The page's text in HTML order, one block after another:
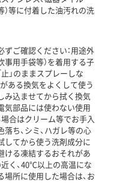
）等に付着した油汚れの洗
ご確認ください：用途外
事用手袋等）を着用する子
」のままスプレーしな
がある換気をよくして使う
み込ませてから拭く換気
気部品には使わない使用
合はクリーム等でお手入
ち、シミ、ハガレ等の心
してから使う洗剤成分に
ける凍結するおそれがあ
く、40℃以上の高温にな
所に使用した場合は、お